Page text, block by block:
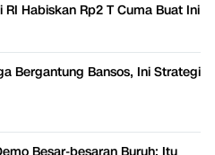
Habiskan Rp2 T Cuma Buat Ini
Bergantung Bansos, Ini Strategi